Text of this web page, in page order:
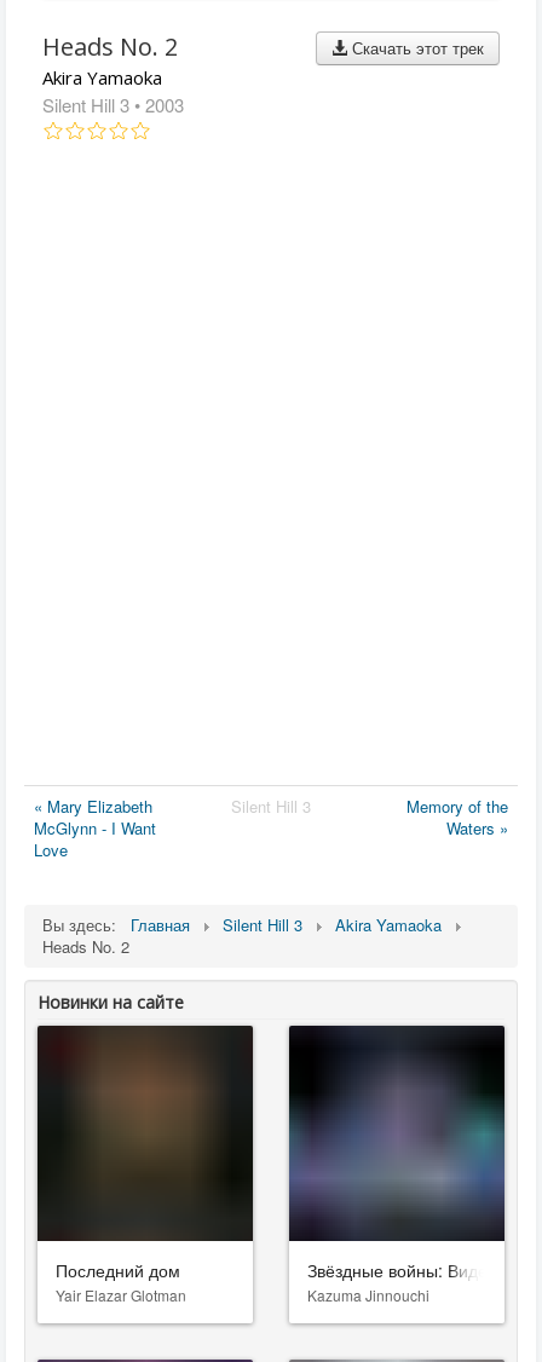
Скачать этот трек
Heads No. 2
Akira Yamaoka
Silent Hill 3 • 2003
« Mary Elizabeth
McGlynn - I Want
Love
Silent Hill 3
Memory of the
Waters »
Вы здесь: Главная Silent Hill 3
Akira Yamaoka
Heads No. 2
Новинки на сайте
Последний дом
Yair Elazar Glotman
Звёздные войны: Видения.
Kazuma Jinnouchi